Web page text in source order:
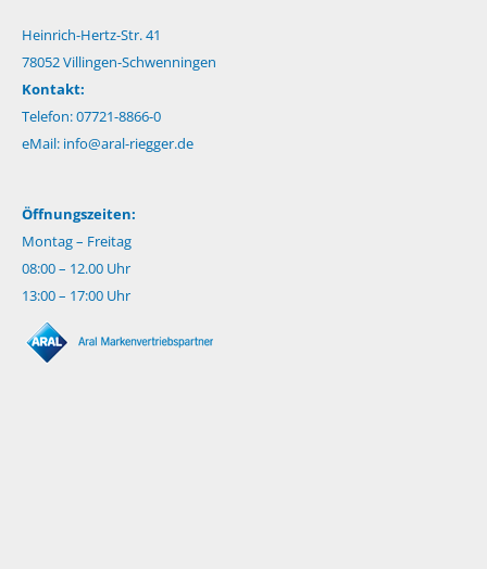
Heinrich-Hertz-Str. 41
78052 Villingen-Schwenningen
Kontakt:
Telefon: 07721-8866-0
eMail: info@aral-riegger.de
Öffnungszeiten:
Montag – Freitag
08:00 – 12.00 Uhr
13:00 – 17:00 Uhr